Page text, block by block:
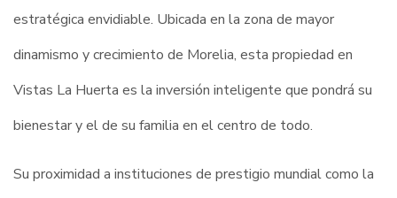
estratégica envidiable. Ubicada en la zona de mayor
dinamismo y crecimiento de Morelia, esta propiedad en
Vistas La Huerta es la inversión inteligente que pondrá su
bienestar y el de su familia en el centro de todo.
Su proximidad a instituciones de prestigio mundial como la